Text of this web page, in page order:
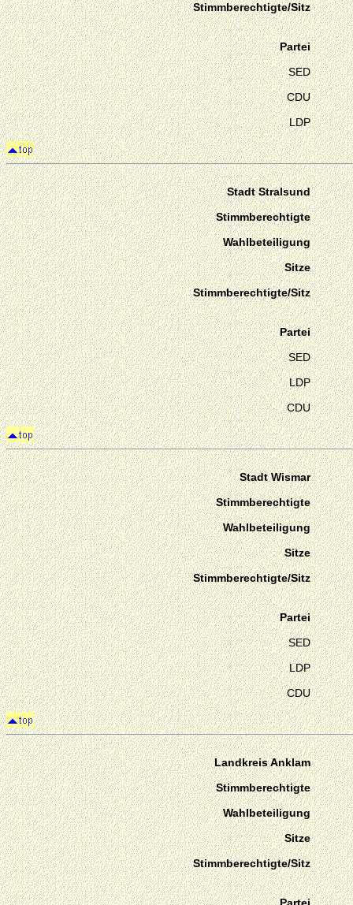
Stimmberechtigte/Sitz
Partei
SED
CDU
LDP
Stadt Stralsund
Stimmberechtigte
Wahlbeteiligung
Sitze
Stimmberechtigte/Sitz
Partei
SED
LDP
CDU
Stadt Wismar
Stimmberechtigte
Wahlbeteiligung
Sitze
Stimmberechtigte/Sitz
Partei
SED
LDP
CDU
Landkreis Anklam
Stimmberechtigte
Wahlbeteiligung
Sitze
Stimmberechtigte/Sitz